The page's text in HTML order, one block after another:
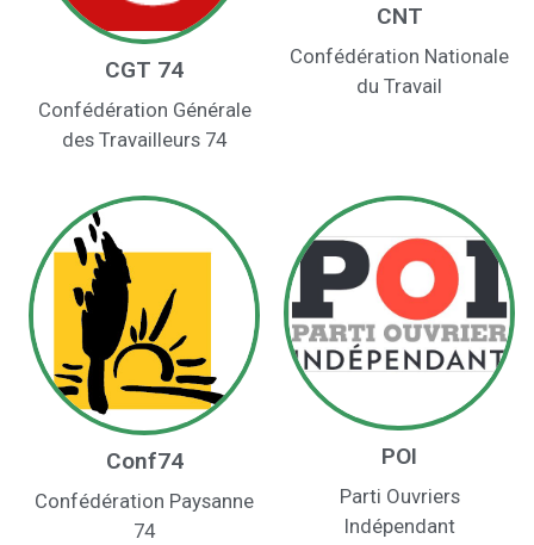
CGT 74
Confédération Générale
des Travailleurs 74
CNT
Confédération Nationale
du Travail
Conf74
Confédération Paysanne
74
POI
Parti Ouvriers
Indépendant